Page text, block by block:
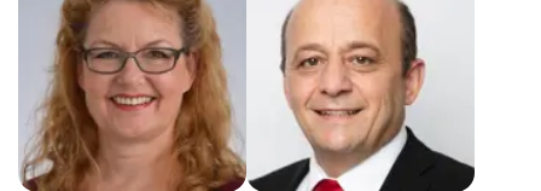
Kommunikation